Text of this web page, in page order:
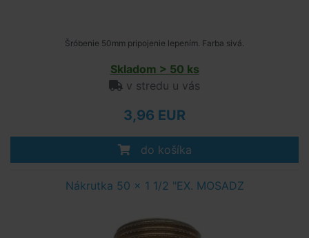
Šróbenie 50mm pripojenie lepením. Farba sivá.
Skladom > 50 ks
v stredu u vás
3,96 EUR
do košíka
Nákrutka 50 x 1 1/2 "EX. MOSADZ